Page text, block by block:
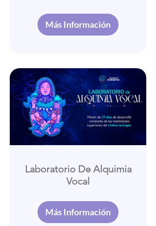
Más Información
Laboratorio De Alquimia
Vocal
Más Información